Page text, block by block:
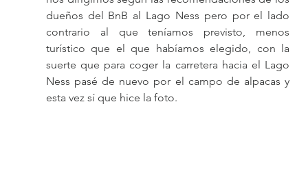
dueños del BnB al Lago Ness pero por el lado
contrario al que teníamos previsto, menos
turístico que el que habíamos elegido, con la
suerte que para coger la carretera hacia el Lago
Ness pasé de nuevo por el campo de alpacas y
esta vez sí que hice la foto.